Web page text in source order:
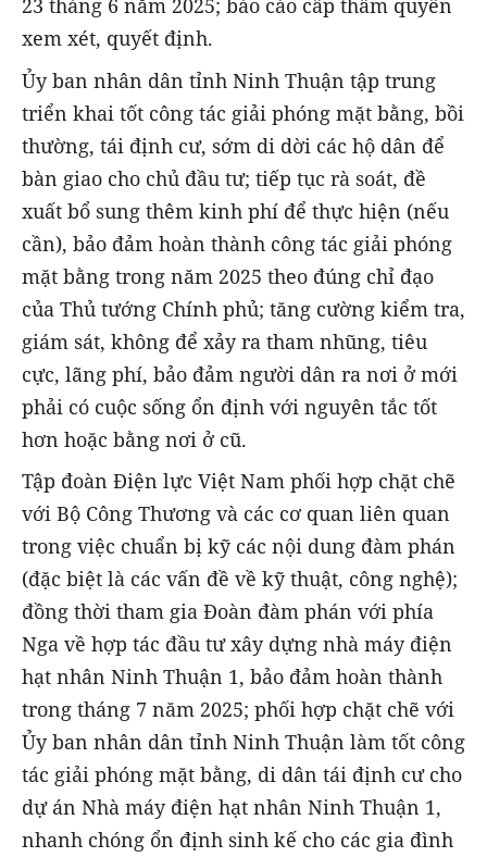
23 tháng 6 năm 2025; báo cáo cấp thẩm quyền
xem xét, quyết định.
Ủy ban nhân dân tỉnh Ninh Thuận tập trung
triển khai tốt công tác giải phóng mặt bằng, bồi
thường, tái định cư, sớm di dời các hộ dân để
bàn giao cho chủ đầu tư; tiếp tục rà soát, đề
xuất bổ sung thêm kinh phí để thực hiện (nếu
cần), bảo đảm hoàn thành công tác giải phóng
mặt bằng trong năm 2025 theo đúng chỉ đạo
của Thủ tướng Chính phủ; tăng cường kiểm tra,
giám sát, không để xảy ra tham nhũng, tiêu
cực, lãng phí, bảo đảm người dân ra nơi ở mới
phải có cuộc sống ổn định với nguyên tắc tốt
hơn hoặc bằng nơi ở cũ.
Tập đoàn Điện lực Việt Nam phối hợp chặt chẽ
với Bộ Công Thương và các cơ quan liên quan
trong việc chuẩn bị kỹ các nội dung đàm phán
(đặc biệt là các vấn đề về kỹ thuật, công nghệ);
đồng thời tham gia Đoàn đàm phán với phía
Nga về hợp tác đầu tư xây dựng nhà máy điện
hạt nhân Ninh Thuận 1, bảo đảm hoàn thành
trong tháng 7 năm 2025; phối hợp chặt chẽ với
Ủy ban nhân dân tỉnh Ninh Thuận làm tốt công
tác giải phóng mặt bằng, di dân tái định cư cho
dự án Nhà máy điện hạt nhân Ninh Thuận 1,
nhanh chóng ổn định sinh kế cho các gia đình